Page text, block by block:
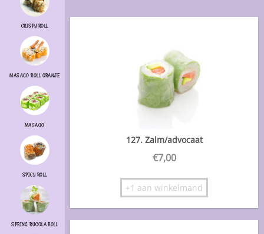
CRISPY ROLL
MASAGO ROLL ORANJE
MASAGO
SPICY ROLL
SPRING RUCOLA ROLL
127. Zalm/advocaat
€7,00
+1 aan winkelmand